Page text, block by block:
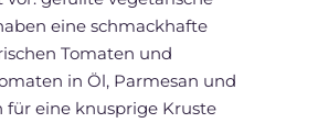
eine schmackhafte
Tomaten und
in Öl, Parmesan und
für eine knusprige Kruste